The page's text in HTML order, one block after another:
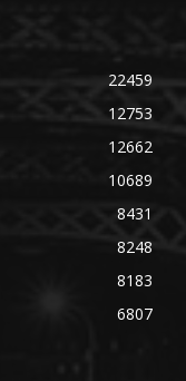
22459
12753
12662
10689
8431
8248
8183
6807